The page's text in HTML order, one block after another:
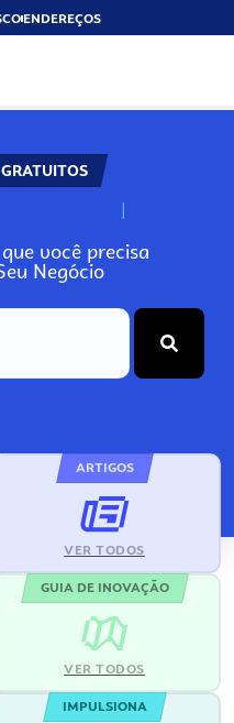
ENDEREÇOS
N
você precisa
Negócio
ARTIGOS
VER TODOS
GUIA DE INOVAÇÃO
VER TODOS
IMPULSIONA